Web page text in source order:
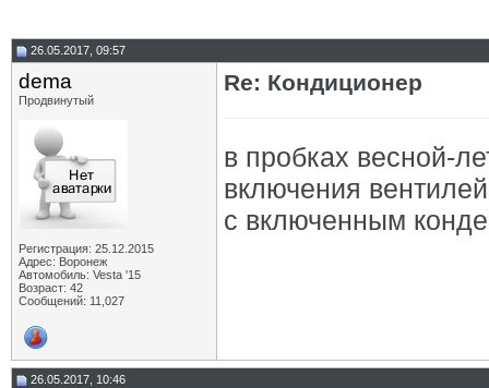
26.05.2017, 09:57
dema
Продвинутый
Регистрация: 25.12.2015
Адрес: Воронеж
Автомобиль: Vesta '15
Возраст: 42
Сообщений: 11,027
Re: Кондиционер
в пробках весной-
включения
с включенным
26.05.2017, 10:46